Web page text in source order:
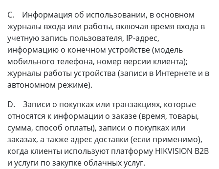
C. Информация об использовании, в основном
журналы входа или работы, включая время входа в
учетную запись пользователя, IP-адрес,
информацию о конечном устройстве (модель
мобильного телефона, номер версии клиента);
журналы работы устройства (записи в Интернете и в
автономном режиме).
D. Записи о покупках или транзакциях, которые
относятся к информации о заказе (время, товары,
сумма, способ оплаты), записи о покупках или
заказах, а также адрес доставки (если применимо),
когда клиенты используют платформу HIKVISION B2B
и услуги по закупке облачных услуг.